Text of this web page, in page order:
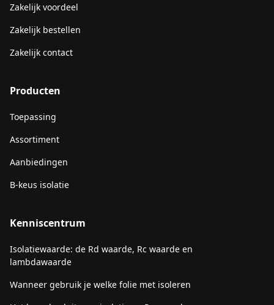
Zakelijk voordeel
Zakelijk bestellen
Zakelijk contact
Producten
Toepassing
Assortiment
Aanbiedingen
B-keus isolatie
Kenniscentrum
Isolatiewaarde: de Rd waarde, Rc waarde en
lambdawaarde
Wanneer gebruik je welke folie met isoleren